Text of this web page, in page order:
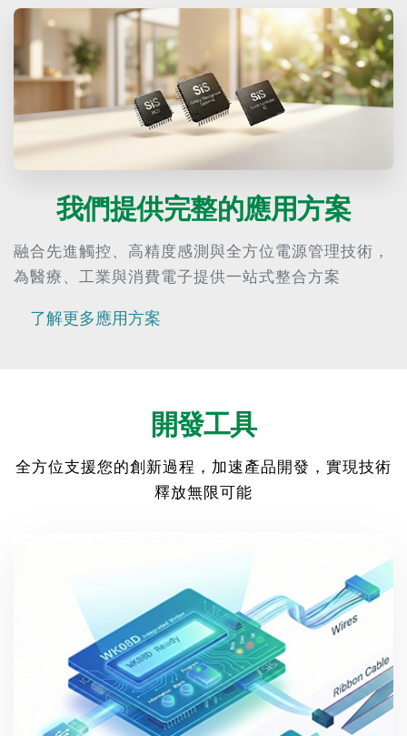
我們提供完整的應用方案
融合先進觸控、高精度感測與全方位電源管理技術，
為醫療、工業與消費電子提供一站式整合方案
了解更多應用方案
開發工具
全方位支援您的創新過程，加速產品開發，實現技術
釋放無限可能